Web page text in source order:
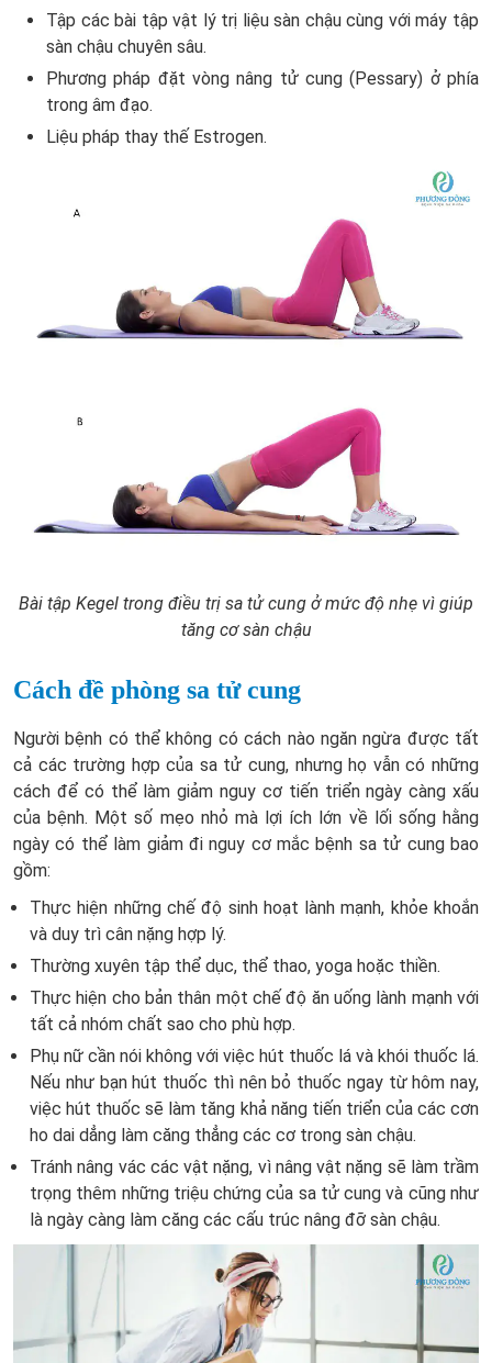
Tập các bài tập vật lý trị liệu sàn chậu cùng với máy tập
sàn chậu chuyên sâu.
Phương pháp đặt vòng nâng tử cung (Pessary) ở phía
trong âm đạo.
Liệu pháp thay thế Estrogen.
Bài tập Kegel trong điều trị sa tử cung ở mức độ nhẹ vì giúp
tăng cơ sàn chậu
Cách đề phòng sa tử cung
Người bệnh có thể không có cách nào ngăn ngừa được tất
cả các trường hợp của sa tử cung, nhưng họ vẫn có những
cách để có thể làm giảm nguy cơ tiến triển ngày càng xấu
của bệnh. Một số mẹo nhỏ mà lợi ích lớn về lối sống hằng
ngày có thể làm giảm đi nguy cơ mắc bệnh sa tử cung bao
gồm:
Thực hiện những chế độ sinh hoạt lành mạnh, khỏe khoắn
và duy trì cân nặng hợp lý.
Thường xuyên tập thể dục, thể thao, yoga hoặc thiền.
Thực hiện cho bản thân một chế độ ăn uống lành mạnh với
tất cả nhóm chất sao cho phù hợp.
Phụ nữ cần nói không với việc hút thuốc lá và khói thuốc lá.
Nếu như bạn hút thuốc thì nên bỏ thuốc ngay từ hôm nay,
việc hút thuốc sẽ làm tăng khả năng tiến triển của các cơn
ho dai dẳng làm căng thẳng các cơ trong sàn chậu.
Tránh nâng vác các vật nặng, vì nâng vật nặng sẽ làm trầm
trọng thêm những triệu chứng của sa tử cung và cũng như
là ngày càng làm căng các cấu trúc nâng đỡ sàn chậu.